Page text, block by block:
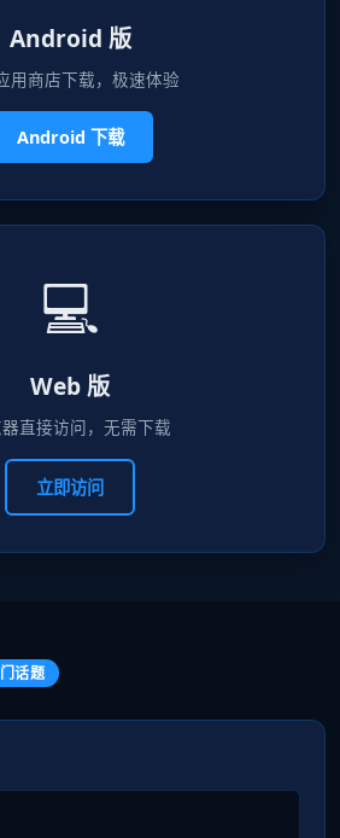
Android 版
用商店下载，极速体验
Android 下载
💻
Web 版
直接访问，无需下载
立即访问
话题